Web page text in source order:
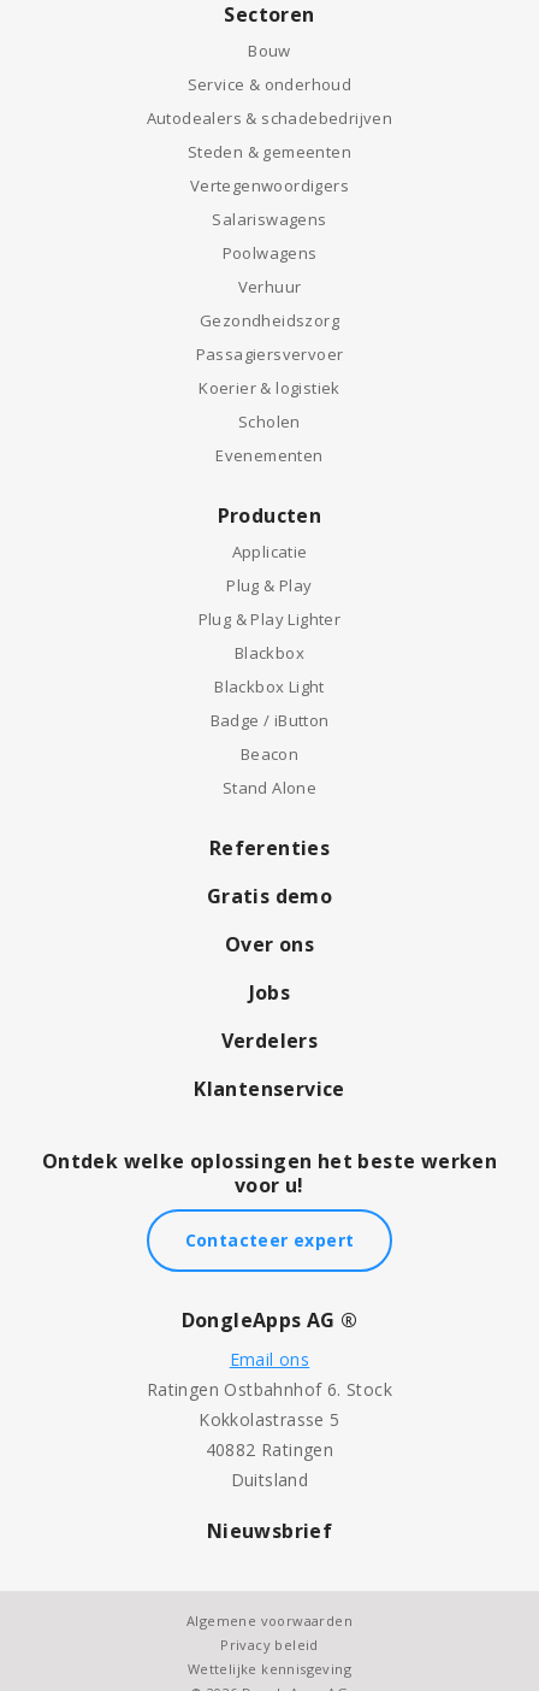
Sectoren
Bouw
Service & onderhoud
Autodealers & schadebedrijven
Steden & gemeenten
Vertegenwoordigers
Salariswagens
Poolwagens
Verhuur
Gezondheidszorg
Passagiersvervoer
Koerier & logistiek
Scholen
Evenementen
Producten
Applicatie
Plug & Play
Plug & Play Lighter
Blackbox
Blackbox Light
Badge / iButton
Beacon
Stand Alone
Referenties
Gratis demo
Over ons
Jobs
Verdelers
Klantenservice
Ontdek welke oplossingen het beste werken
voor u!
Contacteer expert
DongleApps AG ®
Email ons
Ratingen Ostbahnhof 6. Stock
Kokkolastrasse 5
40882 Ratingen
Duitsland
Nieuwsbrief
Algemene voorwaarden
Privacy beleid
Wettelijke kennisgeving